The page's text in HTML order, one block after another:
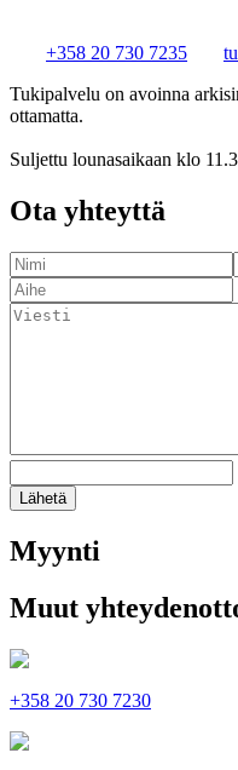
+358 20 730 7235
Tukipalvelu on avoinna
ottamatta.
Suljettu lounasaikaan klo
Ota yhteyttä
Lähetä
Myynti
Muut
+358 20 730 7230